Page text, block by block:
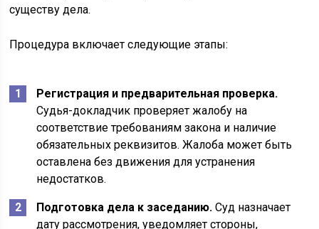
существу дела.
Процедура включает следующие этапы:
Регистрация и предварительная проверка.
Судья-докладчик проверяет жалобу на
соответствие требованиям закона и наличие
обязательных реквизитов. Жалоба может быть
оставлена без движения для устранения
недостатков.
Подготовка дела к заседанию. Суд назначает
дату рассмотрения, уведомляет стороны,